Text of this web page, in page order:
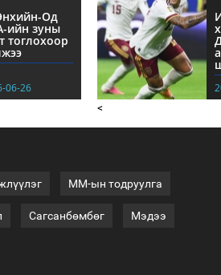
Од
ийн зуны
тоглохоор
06-26
<
ММ-ын тодруулга
Сагсанбөмбөг Мэдээ